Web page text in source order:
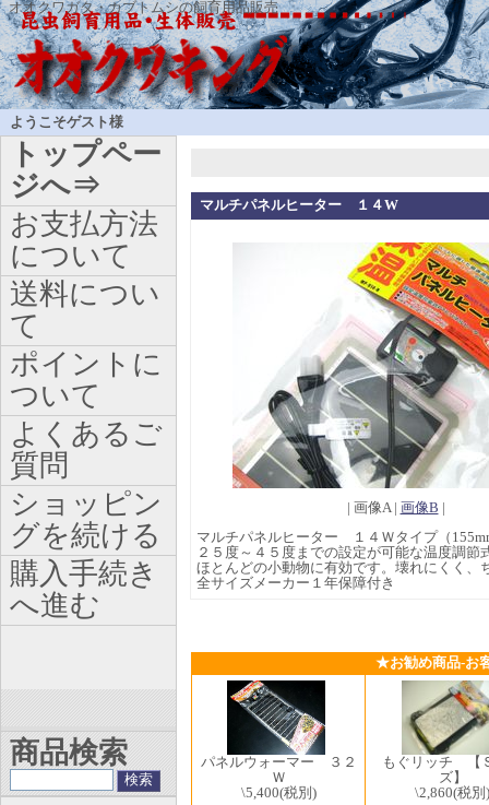
オオクワガタ・カブトムシの飼育用品販売
ようこそゲスト様
マルチパネルヒーター １４W
| 画像A | 画像B |
マルチパネルヒーター １４Ｗタイプ（
２５度～４５度までの設定が可能な温度調
ほとんどの小動物に有効です。壊れにくく
全サイズメーカー１年保障付き
★お勧め商品-お
パネルウォーマー ３２
Ｗ
\5,400(税別)
もぐリッチ 【
ズ】
\2,860(税別)
トップペー
ジへ⇒
お支払方法
について
送料につい
て
ポイントに
ついて
よくあるご
質問
ショッピン
グを続ける
購入手続き
へ進む
商品検索